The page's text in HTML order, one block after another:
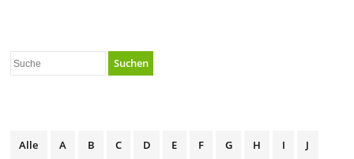
Suchen
Alle A B C D E F G H I J